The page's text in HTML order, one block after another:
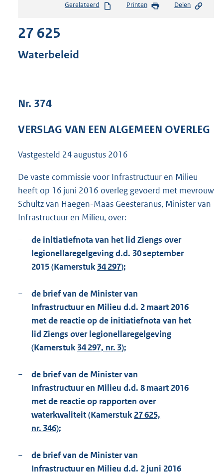
s
e
2
b
Gerelateerd Printen Delen
27 625
Waterbeleid
Nr. 374
VERSLAG VAN EEN ALGEMEEN OVERLEG
Vastgesteld 24 augustus 2016
De vaste commissie voor Infrastructuur en Milieu
heeft op 16 juni 2016 overleg gevoerd met mevrouw
Schultz van Haegen-Maas Geesteranus, Minister van
Infrastructuur en Milieu, over:
−
de initiatiefnota van het lid Ziengs over
legionellaregelgeving d.d. 30 september
2015 (Kamerstuk 34 297);
−
de brief van de Minister van
Infrastructuur en Milieu d.d. 2 maart 2016
met de reactie op de initiatiefnota van het
lid Ziengs over legionellaregelgeving
(Kamerstuk 34 297, nr. 3);
−
de brief van de Minister van
Infrastructuur en Milieu d.d. 8 maart 2016
met de reactie op rapporten over
waterkwaliteit (Kamerstuk 27 625,
nr. 346);
−
de brief van de Minister van
Infrastructuur en Milieu d.d. 2 juni 2016